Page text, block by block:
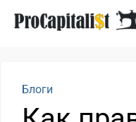
Блоги